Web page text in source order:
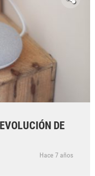
DE
Hace 7 años